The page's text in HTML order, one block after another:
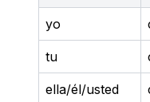
yo
tu
ella/él/usted